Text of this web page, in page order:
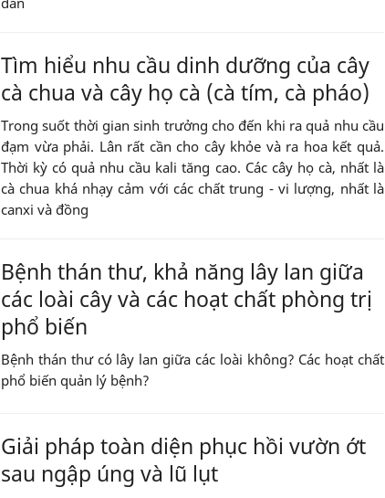
Tìm hiểu nhu cầu dinh dưỡng của cây
cà chua và cây họ cà (cà tím, cà pháo)
Trong suốt thời gian sinh trưởng cho đến khi ra quả nhu cầu
đạm vừa phải. Lân rất cần cho cây khỏe và ra hoa kết quả.
Thời kỳ có quả nhu cầu kali tăng cao. Các cây họ cà, nhất là
cà chua khá nhạy cảm với các chất trung - vi lượng, nhất là
canxi và đồng
Bệnh thán thư, khả năng lây lan giữa
các loài cây và các hoạt chất phòng trị
phổ biến
Bệnh thán thư có lây lan giữa các loài không? Các hoạt chất
phổ biến quản lý bệnh?
Giải pháp toàn diện phục hồi vườn ớt
sau ngập úng và lũ lụt